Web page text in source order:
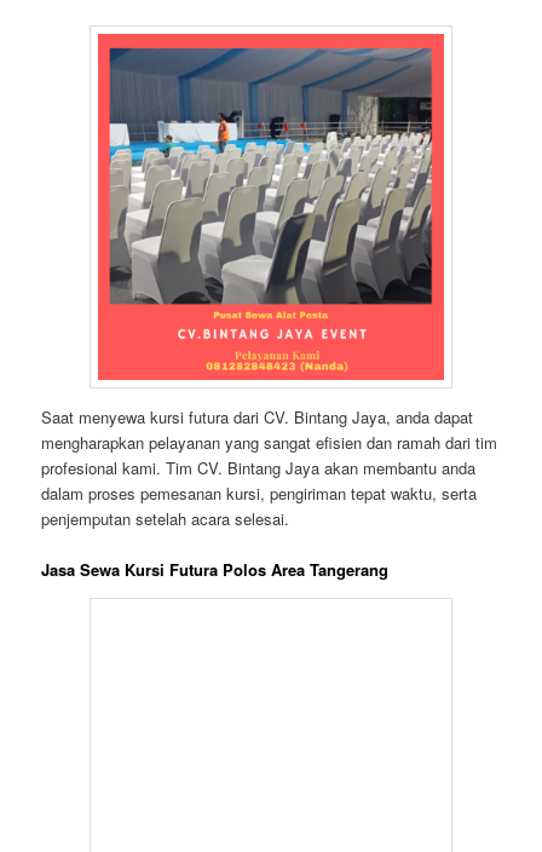
Saat menyewa kursi futura dari CV. Bintang Jaya, anda dapat
mengharapkan pelayanan yang sangat efisien dan ramah dari tim
profesional kami. Tim CV. Bintang Jaya akan membantu anda
dalam proses pemesanan kursi, pengiriman tepat waktu, serta
penjemputan setelah acara selesai.
Jasa Sewa Kursi Futura Polos Area Tangerang